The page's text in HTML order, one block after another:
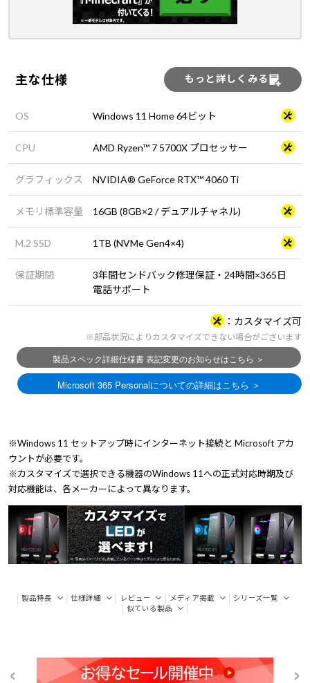
主な仕様 もっと詳しくみる
OS Windows 11 Home 64ビット
CPU AMD Ryzen™ 7 5700X プロセッサー
グラフィックス NVIDIA® GeForce RTX™ 4060 Ti
メモリ標準容量 16GB (8GB×2 / デュアルチャネル)
M.2 SSD 1TB (NVMe Gen4×4)
保証期間
3年間センドバック修理保証・24時間×365日
電話サポート
カスタマイズ可
※部品状況によりカスタマイズできない場合がございます
※Windows 11 セットアップ時にインターネット接続と Microsoft アカ
ウントが必要です。
※カスタマイズで選択できる機器のWindows 11への正式対応時期及び
対応機能は、各メーカーによって異なります。
製品特長 仕様詳細 レビュー メディア掲載
シリーズ一覧
似ている製品